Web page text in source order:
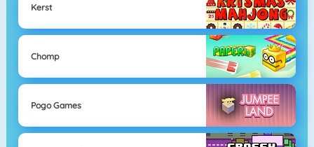
Kerst
Chomp
Pogo Games